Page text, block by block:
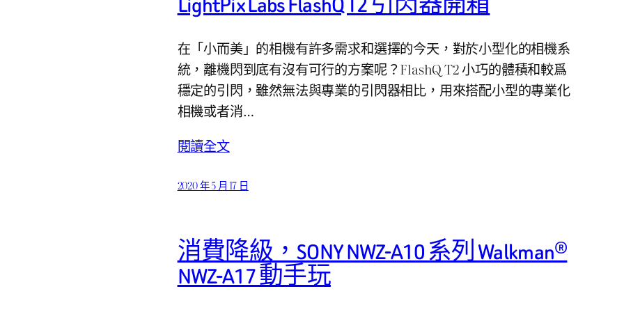
在「小而美」的相機有許多需求和選擇的今天，對於小型化的相機系
統，離機閃到底有沒有可行的方案呢？FlashQ T2 小巧的體積和較爲
穩定的引閃，雖然無法與專業的引閃器相比，用來搭配小型的專業化
相機或者消…
閱讀全文
2020 年 5 月 17 日
消費降級，SONY NWZ-A10 系列 Walkman®
NWZ-A17 動手玩